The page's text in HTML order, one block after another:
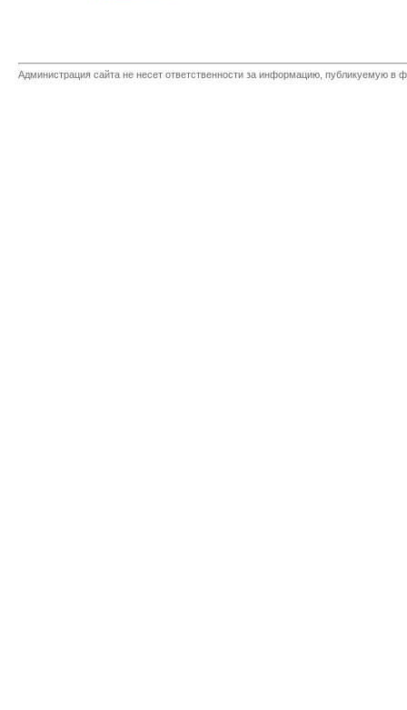
Администрация сайта не несет ответственности за информацию, публикуемую